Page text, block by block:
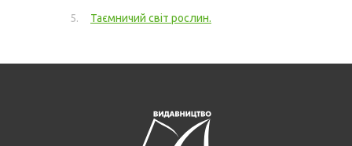
Таємничий світ рослин.